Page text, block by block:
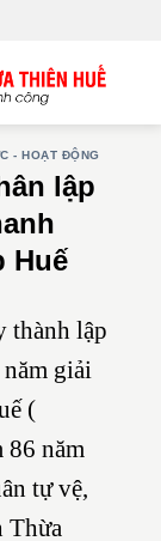
- HOẠT ĐỘNG
lập
Huế
thành lập
giải
(
86 năm
tự vệ,
Thừa